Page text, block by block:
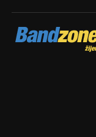
Bandzone.cz
žijeme hudbou